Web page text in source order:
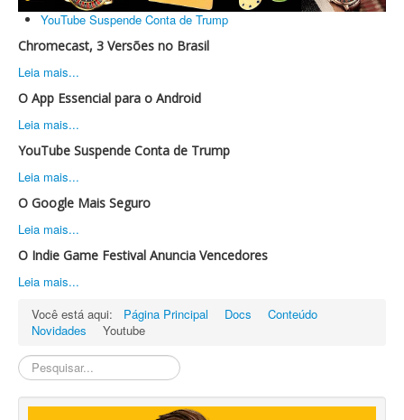
YouTube Suspende Conta de Trump
Chromecast, 3 Versões no Brasil
Leia mais...
O App Essencial para o Android
Leia mais...
YouTube Suspende Conta de Trump
Leia mais...
O Google Mais Seguro
Leia mais...
O Indie Game Festival Anuncia Vencedores
Leia mais...
Você está aqui:
Página Principal Docs
Conteúdo
Novidades
Youtube
Pesquisa
Interna